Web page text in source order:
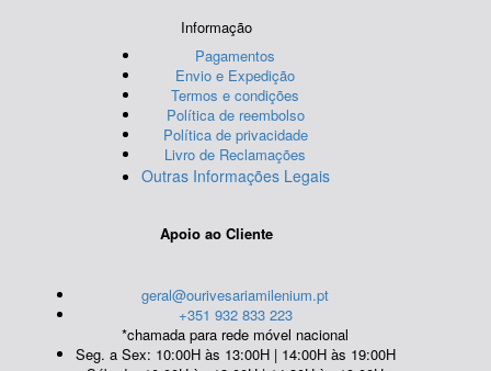
Informação
Pagamentos
Envio e Expedição
Termos e condições
Política de reembolso
Política de privacidade
Livro de Reclamações
Outras Informações Legais
Apoio ao Cliente
geral@ourivesariamilenium.pt
+351 932 833 223
*chamada para rede móvel nacional
Seg. a Sex: 10:00H às 13:00H | 14:00H às 19:00H